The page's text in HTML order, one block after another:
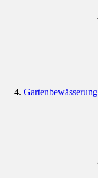
Gartenbewässerung